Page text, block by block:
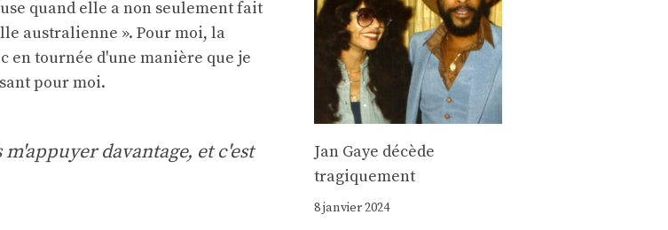
quand elle a non seulement fait
australienne ». Pour moi, la
en tournée d'une manière que je
pour moi.
davantage, et c'est
Jan Gaye décède
tragiquement
8 janvier 2024